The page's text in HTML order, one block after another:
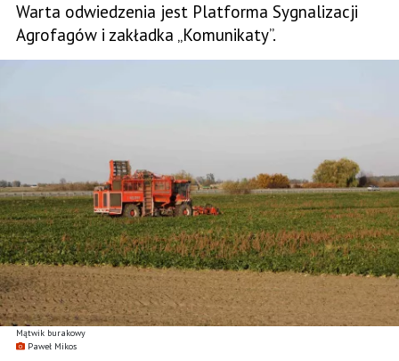
Mątwik burakowy
Paweł Mikos
Warta odwiedzenia jest Platforma Sygnalizacji
Agrofagów i zakładka „Komunikaty”.